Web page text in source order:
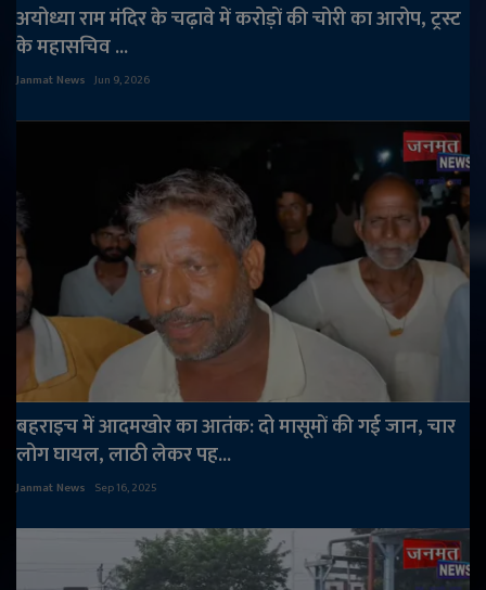
अयोध्या राम मंदिर के चढ़ावे में करोड़ों की चोरी का आरोप, ट्रस्ट
के महासचिव ...
Janmat News Jun 9, 2026
बहराइच में आदमखोर का आतंक: दो मासूमों की गई जान, चार
लोग घायल, लाठी लेकर पह...
Janmat News Sep 16, 2025